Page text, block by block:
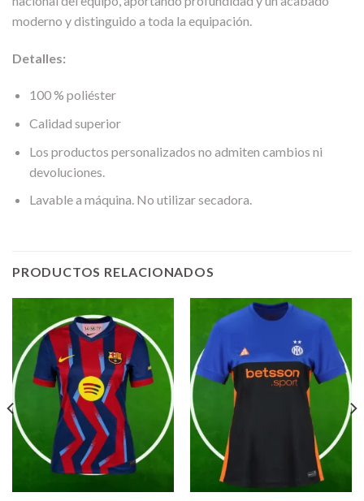
moderno y distinguido a toda la equipación.
Detalles:
100 % poliéster
Calidad superior
Los productos personalizados no admiten cambios ni
devoluciones.
Lavable a máquina. No utilizar secadora.
PRODUCTOS RELACIONADOS